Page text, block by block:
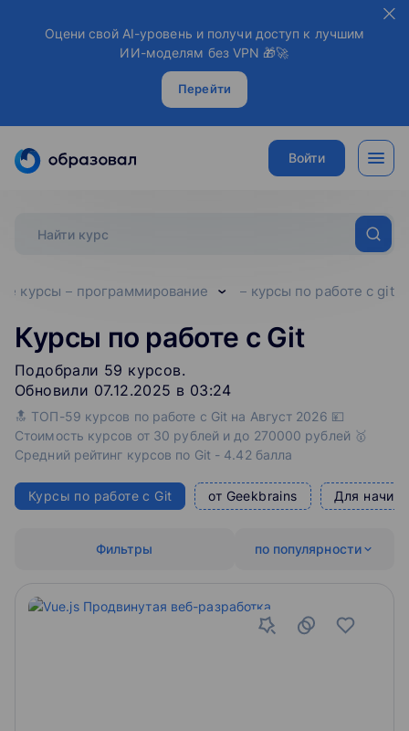
Оцени свой AI-уровень и получи доступ к лучшим
ИИ-моделям без VPN 🎁🚀
Перейти
Войти
курсы программирование курсы по работе с git
Курсы по работе с Git
Подобрали 59 курсов.
Обновили 07.12.2025 в 03:24
🔝 ТОП-59 курсов по работе с Git на Август 2026 💴
Стоимость курсов от 30 рублей и до 270000 рублей 🥇
Средний рейтинг курсов по Git - 4.42 балла
Курсы по работе с Git от Geekbrains Для
по популярности
Фильтры